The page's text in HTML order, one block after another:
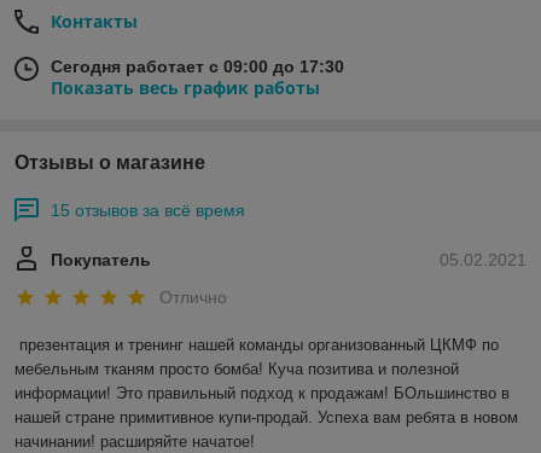
Контакты
Сегодня работает с 09:00 до 17:30
Показать весь график работы
Отзывы о магазине
15 отзывов за всё время
05.02.2021
Покупатель
Отлично
презентация и тренинг нашей команды организованный ЦКМФ по
мебельным тканям просто бомба! Куча позитива и полезной
информации! Это правильный подход к продажам! БОльшинство в
нашей стране примитивное купи-продай. Успеха вам ребята в новом
начинании! расширяйте начатое!